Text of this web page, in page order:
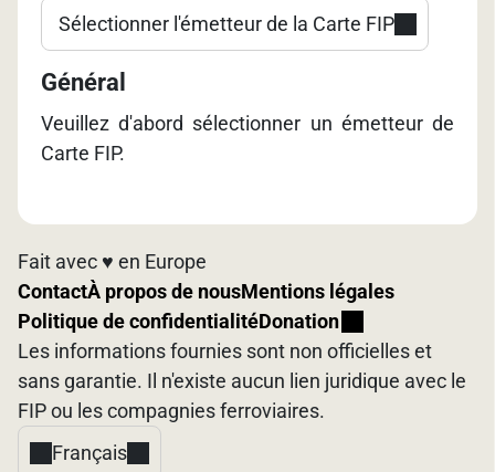
Sélectionner l'émetteur de la Carte FIP
Général
Veuillez d'abord sélectionner un émetteur de
Carte FIP.
Fait avec ♥️ en Europe
ContactÀ propos de nousMentions légales
Politique de confidentialitéDonation
Les informations fournies sont non officielles et
sans garantie. Il n'existe aucun lien juridique avec le
FIP ou les compagnies ferroviaires.
Français